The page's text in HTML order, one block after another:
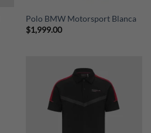
Polo BMW Motorsport Blanca
$1,999.00